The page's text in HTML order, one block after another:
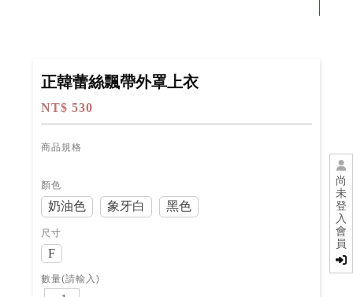
尚
未
登
入
會
員
正韓蕾絲飄帶外罩上衣
NT$ 530
商品規格
顏色
奶油色 象牙白 黑色
尺寸
F
數量(請輸入)